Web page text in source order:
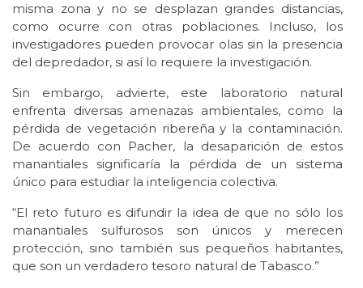
misma zona y no se desplazan grandes distancias,
como ocurre con otras poblaciones. Incluso, los
investigadores pueden provocar olas sin la presencia
del depredador, si así lo requiere la investigación.
Sin embargo, advierte, este laboratorio natural
enfrenta diversas amenazas ambientales, como la
pérdida de vegetación ribereña y la contaminación.
De acuerdo con Pacher, la desaparición de estos
manantiales significaría la pérdida de un sistema
único para estudiar la inteligencia colectiva.
“El reto futuro es difundir la idea de que no sólo los
manantiales sulfurosos son únicos y merecen
protección, sino también sus pequeños habitantes,
que son un verdadero tesoro natural de Tabasco.”